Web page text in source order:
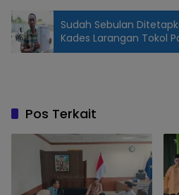
Sudah Sebulan
Kades Larangan Tokol
Belum Ditahan
Pos Terkait